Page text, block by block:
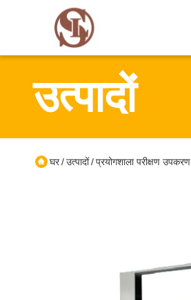
उत्पादों
घर/उत्पादों/प्रयोगशाला परीक्षण उपकरण